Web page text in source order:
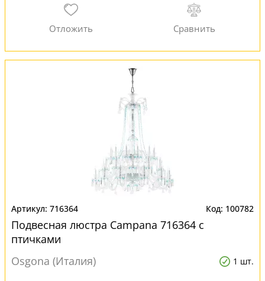
716364 100782
Подвесная люстра Campana 716364 с
птичками
Osgona (Италия)
1 шт.